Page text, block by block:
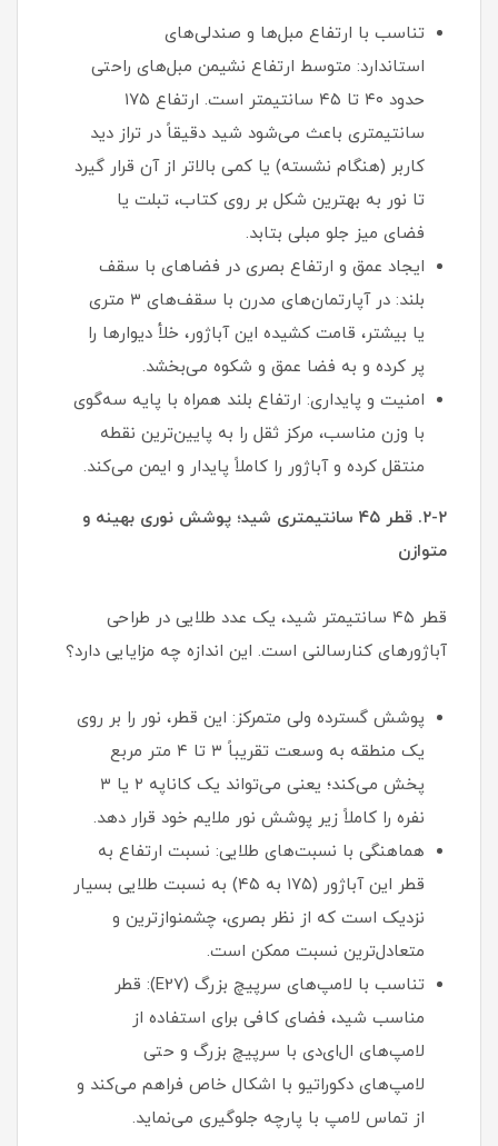
تناسب با ارتفاع مبل‌ها و صندلی‌های
استاندارد: متوسط ارتفاع نشیمن مبل‌های راحتی
حدود ۴۰ تا ۴۵ سانتیمتر است. ارتفاع ۱۷۵
سانتیمتری باعث می‌شود شید دقیقاً در تراز دید
کاربر (هنگام نشسته) یا کمی بالاتر از آن قرار گیرد
تا نور به بهترین شکل بر روی کتاب، تبلت یا
فضای میز جلو مبلی بتابد.
ایجاد عمق و ارتفاع بصری در فضاهای با سقف
بلند: در آپارتمان‌های مدرن با سقف‌های ۳ متری
یا بیشتر، قامت کشیده این آباژور، خلأ دیوارها را
پر کرده و به فضا عمق و شکوه می‌بخشد.
امنیت و پایداری: ارتفاع بلند همراه با پایه سه‌گوی
با وزن مناسب، مرکز ثقل را به پایین‌ترین نقطه
منتقل کرده و آباژور را کاملاً پایدار و ایمن می‌کند.
۲-۲. قطر ۴۵ سانتیمتری شید؛ پوشش نوری بهینه و
متوازن
قطر ۴۵ سانتیمتر شید، یک عدد طلایی در طراحی
آباژورهای کنارسالنی است. این اندازه چه مزایایی دارد؟
پوشش گسترده ولی متمرکز: این قطر، نور را بر روی
یک منطقه به وسعت تقریباً ۳ تا ۴ متر مربع
پخش می‌کند؛ یعنی می‌تواند یک کاناپه ۲ یا ۳
نفره را کاملاً زیر پوشش نور ملایم خود قرار دهد.
هماهنگی با نسبت‌های طلایی: نسبت ارتفاع به
قطر این آباژور (۱۷۵ به ۴۵) به نسبت طلایی بسیار
نزدیک است که از نظر بصری، چشمنوازترین و
متعادل‌ترین نسبت ممکن است.
تناسب با لامپ‌های سرپیچ بزرگ (E27): قطر
مناسب شید، فضای کافی برای استفاده از
لامپ‌های ال‌ای‌دی با سرپیچ بزرگ و حتی
لامپ‌های دکوراتیو با اشکال خاص فراهم می‌کند و
از تماس لامپ با پارچه جلوگیری می‌نماید.